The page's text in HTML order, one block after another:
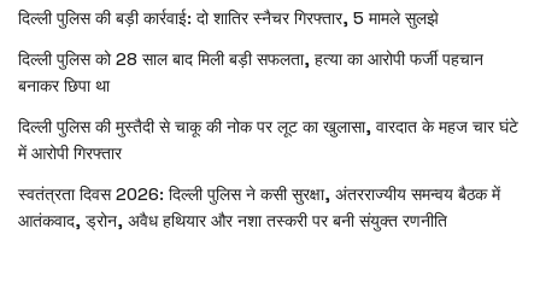
दिल्ली पुलिस की बड़ी कार्रवाई: दो शातिर स्नैचर गिरफ्तार, 5 मामले सुलझे
दिल्ली पुलिस को 28 साल बाद मिली बड़ी सफलता, हत्या का आरोपी फर्जी पहचान
बनाकर छिपा था
दिल्ली पुलिस की मुस्तैदी से चाकू की नोक पर लूट का खुलासा, वारदात के महज चार घंटे
में आरोपी गिरफ्तार
स्वतंत्रता दिवस 2026: दिल्ली पुलिस ने कसी सुरक्षा, अंतरराज्यीय समन्वय बैठक में
आतंकवाद, ड्रोन, अवैध हथियार और नशा तस्करी पर बनी संयुक्त रणनीति